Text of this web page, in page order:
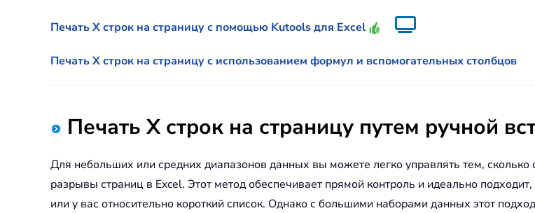
Печать X строк на страницу с помощью Kutools для Excel
Печать X строк на страницу с использованием формул и вспомогательных столбцов
Печать X строк на страницу путем ручной
Для небольших или средних диапазонов данных вы можете легко управлять тем, сколько
разрывы страниц в Excel. Этот метод обеспечивает прямой контроль и идеально
или у вас относительно короткий список. Однако с большими наборами данных этот